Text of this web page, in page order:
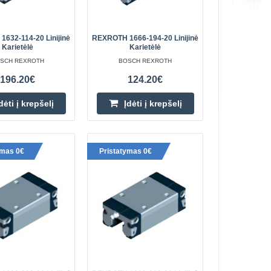
(D): 8 mm (rai..
776.20€
Įdėti į krepšelį
sąrašo
(D1): 38
dydis (S): M8x1
atviras (BB4)
392.50€
Prekių Pristatymas 6-11 D.d.
Įdėti į krepšelį
Pridėti prie pageidavimų
1632-114-20 Linijinė
Karietėlė
REXROTH
196.20€
į krepšelį
REXROTH 1666-194-20 Linijinė
Karietėlė
BOSCH REXROTH
124.20€
Įdėti į krepšelį
0€ Pristatymas 0€